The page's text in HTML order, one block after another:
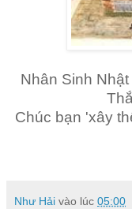
Nhân Sinh
Chúc bạn 'xây
Như Hải vào lúc 05:00